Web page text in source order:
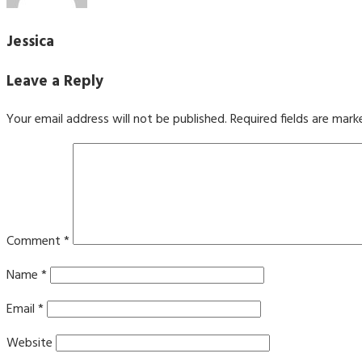
Jessica
Leave a Reply
Your email address will not be published.Required fields are
Comment*
Name*
Email*
Website